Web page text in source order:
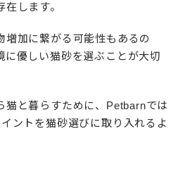
します。
増加に繋がる可能性もあるの
に優しい猫砂を選ぶことが大切
猫と暮らすために、Petbarnでは
ントを猫砂選びに取り入れるよ